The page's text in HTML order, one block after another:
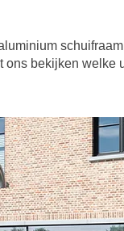
bekijken welke